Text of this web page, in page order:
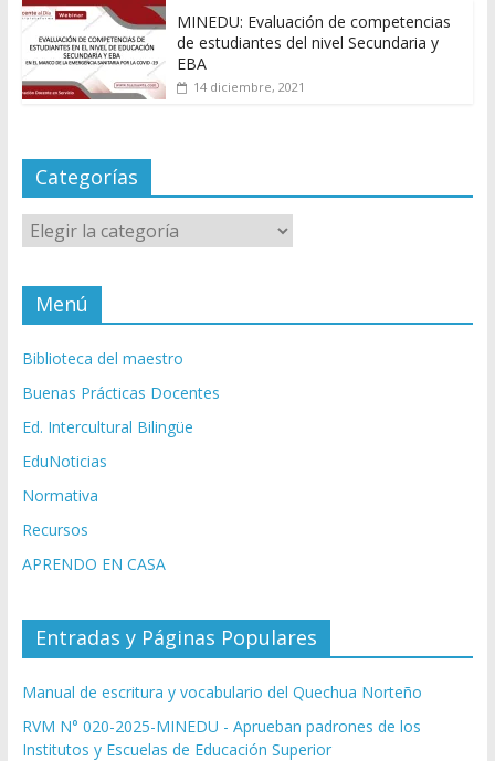
MINEDU: Evaluación de competencias
de estudiantes del nivel Secundaria y
EBA
14 diciembre, 2021
Categorías
Categorías
Menú
Biblioteca del maestro
Buenas Prácticas Docentes
Ed. Intercultural Bilingüe
EduNoticias
Normativa
Recursos
APRENDO EN CASA
Entradas y Páginas Populares
Manual de escritura y vocabulario del Quechua Norteño
RVM N° 020-2025-MINEDU - Aprueban padrones de los
Institutos y Escuelas de Educación Superior